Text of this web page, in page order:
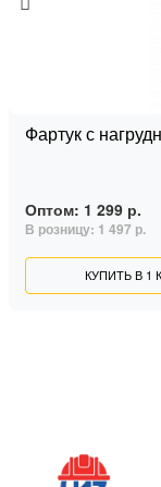
Фартук с
Оптом: 1 299 р.
В розницу: 1 497 р.
КУПИТЬ В 1